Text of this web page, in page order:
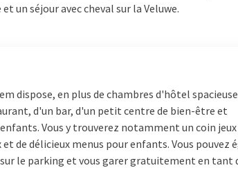
un séjour avec cheval sur la Veluwe.
dispose, en plus de chambres d'hôtel
d'un bar, d'un petit centre de bien-être et
Vous y trouverez notamment un coin
de délicieux menus pour enfants. Vous pouvez
le parking et vous garer gratuitement en tant